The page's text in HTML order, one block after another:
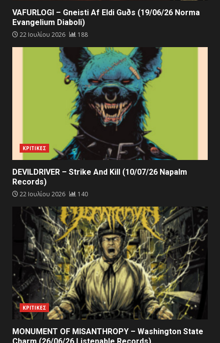
VAFURLOGI – Gneisti Af Eldi Guðs (19/06/26 Norma
Evangelium Diaboli)
22 Ιουλίου 2026 188
ΚΡΙΤΙΚΕΣ
DEVILDRIVER – Strike And Kill (10/07/26 Napalm
Records)
22 Ιουλίου 2026 140
ΚΡΙΤΙΚΕΣ
MONUMENT OF MISANTHROPY – Washington State